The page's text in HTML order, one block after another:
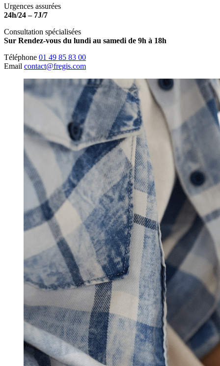
Urgences assurées
24h/24 – 7J/7
Consultation spécialisées
Sur Rendez-vous du lundi au samedi de 9h à 18h
Téléphone 01 49 85 83 00
Email contact@fregis.com